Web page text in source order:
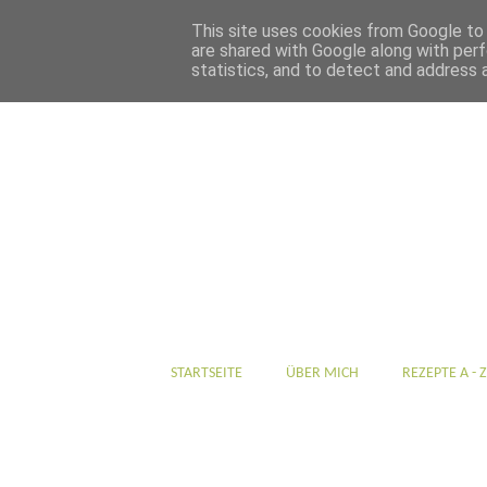
STARTSEITE ÜBER MICH REZEPTE A - Z
This site uses cookies from Google
are shared with Google along with
statistics, and to detect and address